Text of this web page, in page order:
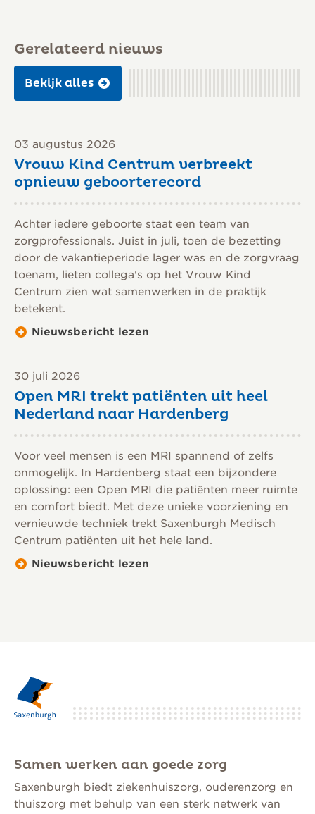
Gerelateerd nieuws
Bekijk alles
03 augustus 2026
Vrouw Kind Centrum verbreekt
opnieuw geboorterecord
Achter iedere geboorte staat een team van
zorgprofessionals. Juist in juli, toen de bezetting
door de vakantieperiode lager was en de zorgvraag
toenam, lieten collega's op het Vrouw Kind
Centrum zien wat samenwerken in de praktijk
betekent.
Nieuwsbericht lezen
30 juli 2026
Open MRI trekt patiënten uit heel
Nederland naar Hardenberg
Voor veel mensen is een MRI spannend of zelfs
onmogelijk. In Hardenberg staat een bijzondere
oplossing: een Open MRI die patiënten meer ruimte
en comfort biedt. Met deze unieke voorziening en
vernieuwde techniek trekt Saxenburgh Medisch
Centrum patiënten uit het hele land.
Nieuwsbericht lezen
Samen werken aan goede zorg
Saxenburgh biedt ziekenhuiszorg, ouderenzorg en
thuiszorg met behulp van een sterk netwerk van